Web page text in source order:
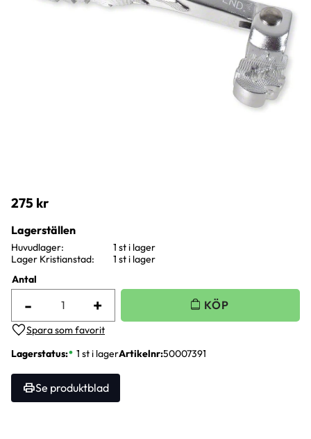
275 kr
Antal
+
-
Lägg till i favoriter
Lagerstatus 1 st i lagerArtikelnr 50007391
Se produktblad
Lagerställen
Huvudlager
1 st i lager
Lager Kristianstad
1 st i lager